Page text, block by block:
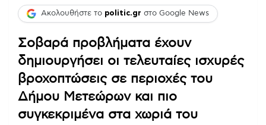
Ακολουθήστε το politic.gr στο Google News
Σοβαρά προβλήματα έχουν
δημιουργήσει οι τελευταίες ισχυρές
βροχοπτώσεις σε περιοχές του
Δήμου Μετεώρων και πιο
συγκεκριμένα στα χωριά του